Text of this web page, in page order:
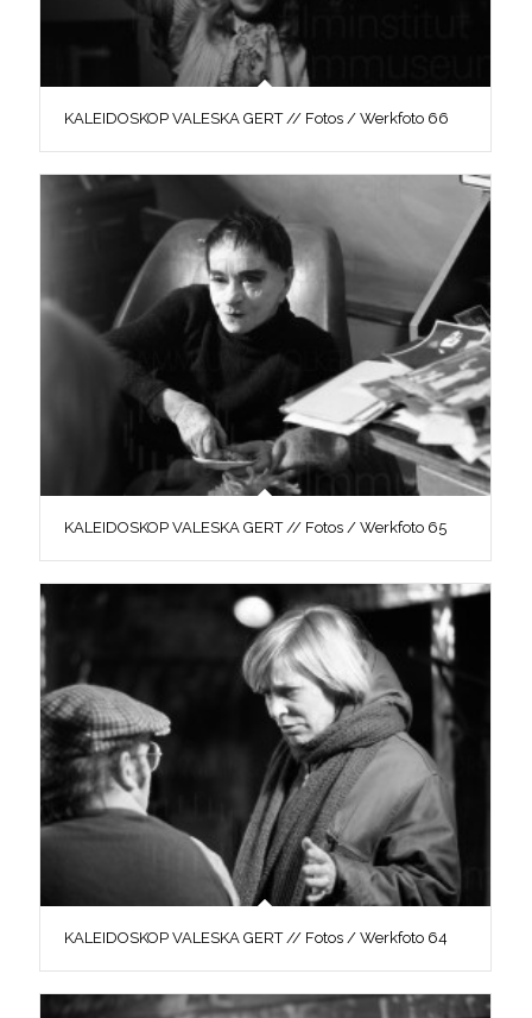
KALEIDOSKOP VALESKA GERT // Fotos / Werkfoto 66
KALEIDOSKOP VALESKA GERT // Fotos / Werkfoto 65
KALEIDOSKOP VALESKA GERT // Fotos / Werkfoto 64